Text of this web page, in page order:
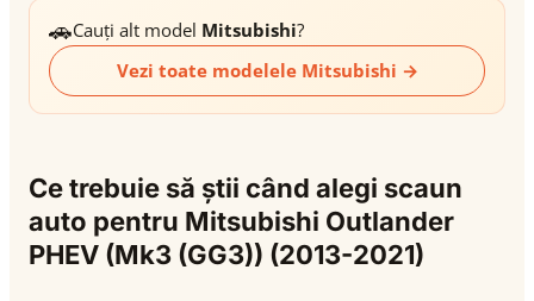
🚗Cauți alt model Mitsubishi?
Vezi toate modelele Mitsubishi →
Ce trebuie să știi când alegi scaun
auto pentru Mitsubishi Outlander
PHEV (Mk3 (GG3)) (2013-2021)